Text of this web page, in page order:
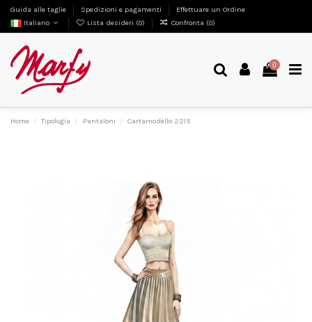
Guida alle taglie Spedizioni e pagamenti
Effettuare un Ordine
Italiano
Lista desideri (0) Confronta (0)
0
Home Tipologia Pantaloni Cartamodello 2215